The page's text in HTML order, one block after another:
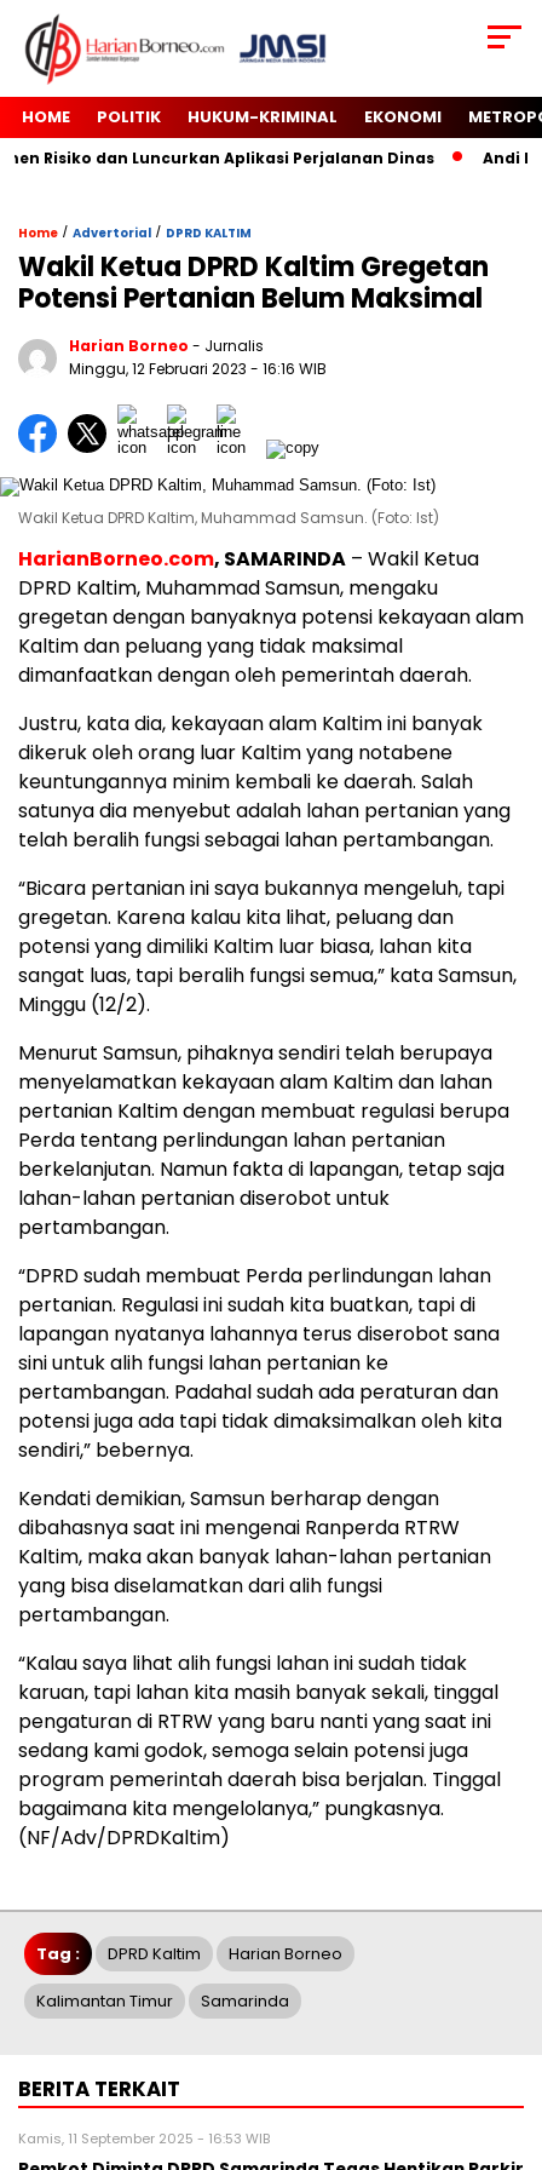
HOME POLITIK HUKUM-KRIMINAL EKONOMI
Risiko dan Luncurkan Aplikasi Perjalanan Dinas Andi
Home / Advertorial / DPRD KALTIM
Wakil Ketua DPRD Kaltim Gregetan
Potensi Pertanian Belum Maksimal
Harian Borneo - Jurnalis
Minggu, 12 Februari 2023 - 16:16 WIB
Wakil Ketua DPRD Kaltim, Muhammad Samsun. (Foto: Ist)
HarianBorneo.com, SAMARINDA – Wakil Ketua
DPRD Kaltim, Muhammad Samsun, mengaku
gregetan dengan banyaknya potensi kekayaan alam
Kaltim dan peluang yang tidak maksimal
dimanfaatkan dengan oleh pemerintah daerah.
Justru, kata dia, kekayaan alam Kaltim ini banyak
dikeruk oleh orang luar Kaltim yang notabene
keuntungannya minim kembali ke daerah. Salah
satunya dia menyebut adalah lahan pertanian yang
telah beralih fungsi sebagai lahan pertambangan.
“Bicara pertanian ini saya bukannya mengeluh, tapi
gregetan. Karena kalau kita lihat, peluang dan
potensi yang dimiliki Kaltim luar biasa, lahan kita
sangat luas, tapi beralih fungsi semua,” kata Samsun,
Minggu (12/2).
Menurut Samsun, pihaknya sendiri telah berupaya
menyelamatkan kekayaan alam Kaltim dan lahan
pertanian Kaltim dengan membuat regulasi berupa
Perda tentang perlindungan lahan pertanian
berkelanjutan. Namun fakta di lapangan, tetap saja
lahan-lahan pertanian diserobot untuk
pertambangan.
“DPRD sudah membuat Perda perlindungan lahan
pertanian. Regulasi ini sudah kita buatkan, tapi di
lapangan nyatanya lahannya terus diserobot sana
sini untuk alih fungsi lahan pertanian ke
pertambangan. Padahal sudah ada peraturan dan
potensi juga ada tapi tidak dimaksimalkan oleh kita
sendiri,” bebernya.
Kendati demikian, Samsun berharap dengan
dibahasnya saat ini mengenai Ranperda RTRW
Kaltim, maka akan banyak lahan-lahan pertanian
yang bisa diselamatkan dari alih fungsi
pertambangan.
“Kalau saya lihat alih fungsi lahan ini sudah tidak
karuan, tapi lahan kita masih banyak sekali, tinggal
pengaturan di RTRW yang baru nanti yang saat ini
sedang kami godok, semoga selain potensi juga
program pemerintah daerah bisa berjalan. Tinggal
bagaimana kita mengelolanya,” pungkasnya.
(NF/Adv/DPRDKaltim)
Tag : DPRD Kaltim Harian Borneo
Kalimantan Timur Samarinda
BERITA TERKAIT
Kamis, 11 September 2025 - 16:53 WIB